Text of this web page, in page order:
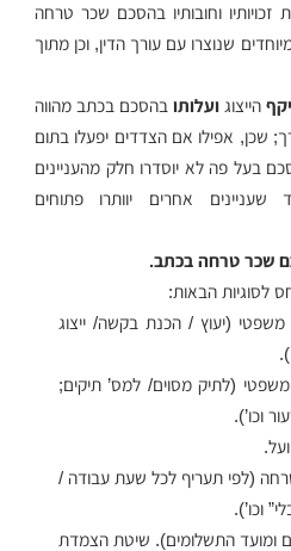
וחובותיו בהסכם שכר טרחה
שנוצרו עם עורך הדין, וכן מתוך
הייצוג ועלותובהסכם בכתב מהווה
שכן, אפילו אם הצדדים יפעלו בתום
בעל פה לא יוסדרו חלק מהעניינים
אחרים יוותרו פתוחים
שכר טרחה בכתב.
לסוגיות הבאות:
משפטי (יעוץ / הכנת בקשה/ ייצוג
משפטי (לתיק מסוים/ למס’ תיקים;
וכו’).
(לפי תעריף לכל שעת עבודה /
וכו’).
ומועד התשלומים). שיטת הצמדת